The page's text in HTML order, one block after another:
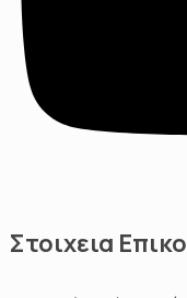
Στοιχεια